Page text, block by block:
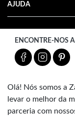
AJUDA
ENCONTRE-NOS
Olá! Nós somos a
levar o melhor da
parceria com